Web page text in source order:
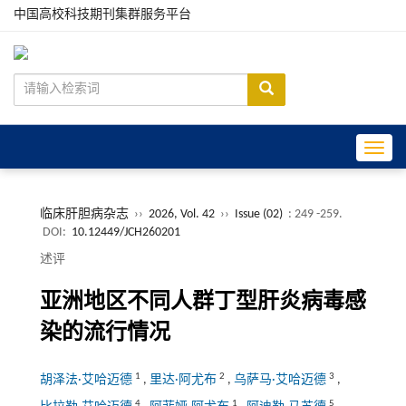
中国高校科技期刊集群服务平台
临床肝胆病杂志 ›› 2026, Vol. 42 ›› Issue (02) : 249 -259.
DOI: 10.12449/JCH260201
述评
亚洲地区不同人群丁型肝炎病毒感
染的流行情况
胡泽法·艾哈迈德 1 , 里达·阿尤布 2 , 乌萨马·艾哈迈德 3 ,
4 1 5